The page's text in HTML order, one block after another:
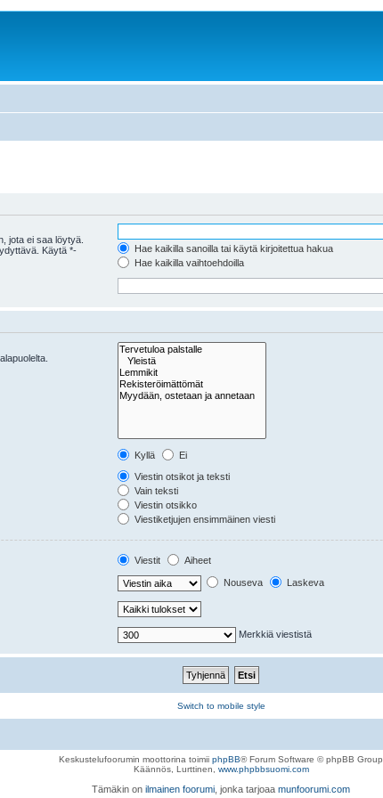
jota ei saa löytyä.
Käytä *-
Hae kaikilla sanoilla tai käytä kirjoitettua hakua
Hae kaikilla vaihtoehdoilla
Kyllä
Ei
Viestin otsikot ja teksti
Vain teksti
Viestin otsikko
Viestiketjujen ensimmäinen viesti
Viestit
Aiheet
Nouseva Laskeva
Merkkiä viestistä
Switch to mobile style
Keskustelufoorumin moottorina toimii phpBB® Forum Software © phpBB Group
Käännös, Lurttinen, www.phpbbsuomi.com
Tämäkin on ilmainen foorumi , jonka tarjoaa munfoorumi.com